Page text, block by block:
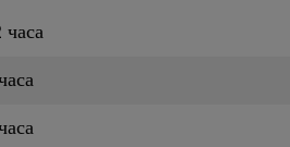
часа